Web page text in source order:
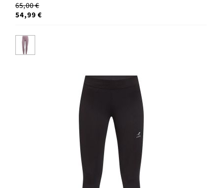
65,00 €
54,99 €